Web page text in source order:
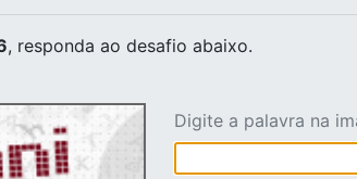
, responda ao desafio abaixo.
Digite a palavra na